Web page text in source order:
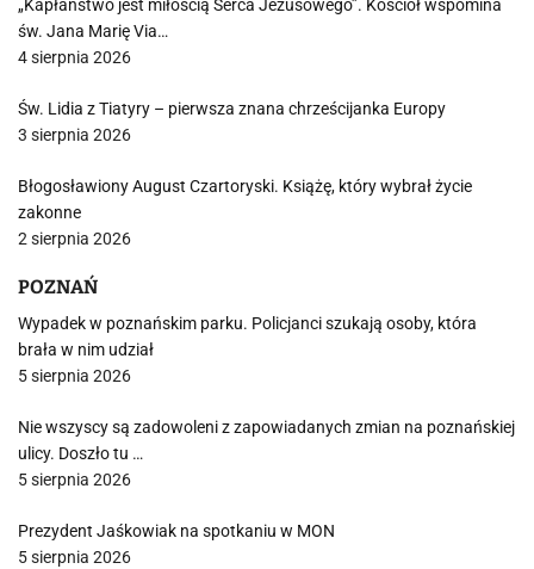
„Kapłaństwo jest miłością Serca Jezusowego”. Kościół wspomina
św. Jana Marię Via…
4 sierpnia 2026
Św. Lidia z Tiatyry – pierwsza znana chrześcijanka Europy
3 sierpnia 2026
Błogosławiony August Czartoryski. Książę, który wybrał życie
zakonne
2 sierpnia 2026
POZNAŃ
Wypadek w poznańskim parku. Policjanci szukają osoby, która
brała w nim udział
5 sierpnia 2026
Nie wszyscy są zadowoleni z zapowiadanych zmian na poznańskiej
ulicy. Doszło tu …
5 sierpnia 2026
Prezydent Jaśkowiak na spotkaniu w MON
5 sierpnia 2026